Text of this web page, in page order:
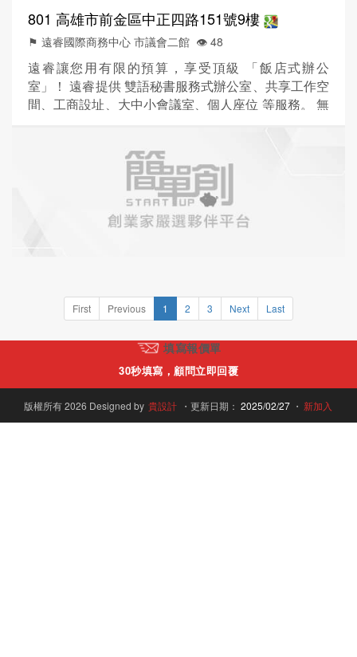
801 高雄市前金區中正四路151號9樓
⚑ 遠睿國際商務中心 市議會二館 👁️‍ 48
遠睿讓您用有限的預算，享受頂級 「飯店式辦公
室」！ 遠睿提供 雙語秘書服務式辦公室、共享工作空
間、工商設址、大中小會議室、個人座位 等服務。 無
First Previous 1 2 3 Next Last
填寫報價單
30秒填寫，顧問立即回覆
版權所有 2026 Designed by 貴設計 ・更新日期： 2025/02/27・ 新加入